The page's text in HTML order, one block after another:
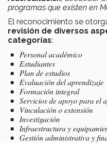
programas que existen en
El reconocimiento se
revisión de diversos
categorías:
Personal académico
Estudiantes
Plan de estudios
Evaluación del aprendizaje
Formación integral
Servicios de apoyo para el
Vinculación o extensión
Investigación
Infraestructura y
Gestión administrativa y